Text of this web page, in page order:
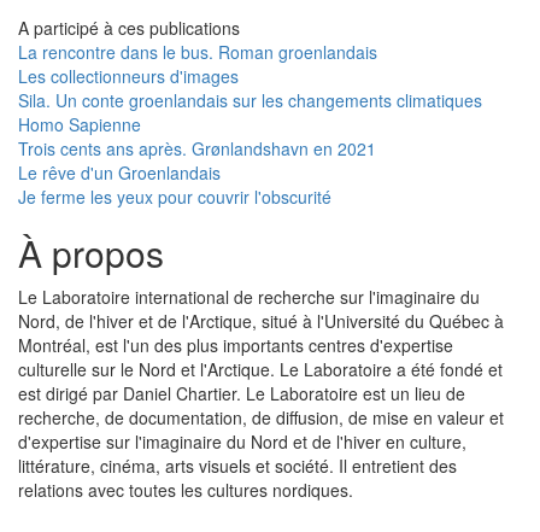
A participé à ces publications
La rencontre dans le bus. Roman groenlandais
Les collectionneurs d'images
Sila. Un conte groenlandais sur les changements climatiques
Homo Sapienne
Trois cents ans après. Grønlandshavn en 2021
Le rêve d'un Groenlandais
Je ferme les yeux pour couvrir l'obscurité
À propos
Le Laboratoire international de recherche sur l'imaginaire du
Nord, de l'hiver et de l'Arctique, situé à l'Université du Québec à
Montréal, est l'un des plus importants centres d'expertise
culturelle sur le Nord et l'Arctique. Le Laboratoire a été fondé et
est dirigé par Daniel Chartier. Le Laboratoire est un lieu de
recherche, de documentation, de diffusion, de mise en valeur et
d'expertise sur l'imaginaire du Nord et de l'hiver en culture,
littérature, cinéma, arts visuels et société. Il entretient des
relations avec toutes les cultures nordiques.